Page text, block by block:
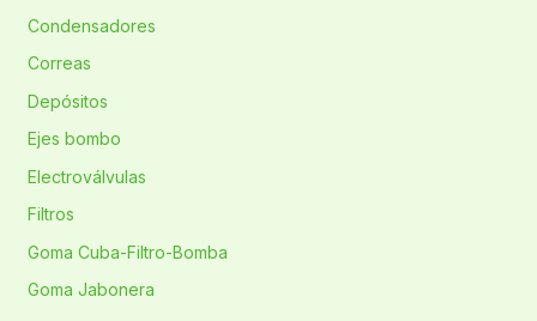
Condensadores
Correas
Depósitos
Ejes bombo
Electroválvulas
Filtros
Goma Cuba-Filtro-Bomba
Goma Jabonera